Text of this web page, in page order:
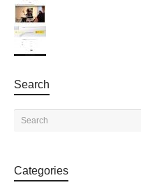
Search
Categories